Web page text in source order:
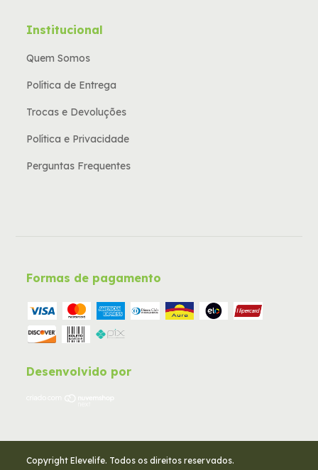
Institucional
Quem Somos
Política de Entrega
Trocas e Devoluções
Política e Privacidade
Perguntas Frequentes
Formas de pagamento
Desenvolvido por
Copyright Elevelife. Todos os direitos reservados.